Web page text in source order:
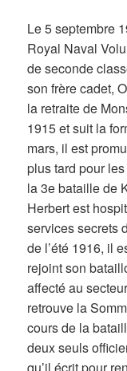
Le 5 septembre
Royal Naval
de seconde
son frère cadet,
la retraite de
1915 et suit la
mars, il est
plus tard pour
la 3e bataille de
Herbert est
services secrets
de l’été 1916, il
rejoint son
affecté au
retrouve la
cours de la
deux seuls